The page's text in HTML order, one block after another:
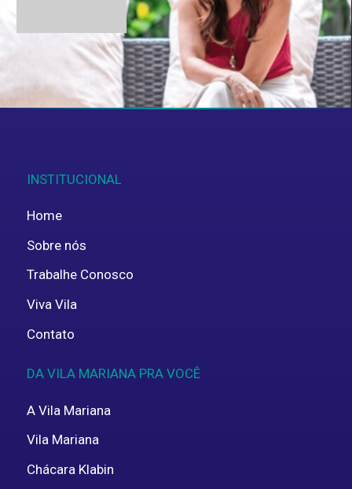
Aceito fornecer estes dados pessoais para
uso interno, em concordância com apolítica de
privacidade.
ENVIAR
INSTITUCIONAL
Home
Sobre nós
Trabalhe Conosco
Viva Vila
Contato
DA VILA MARIANA PRA VOCÊ
A Vila Mariana
Vila Mariana
Chácara Klabin